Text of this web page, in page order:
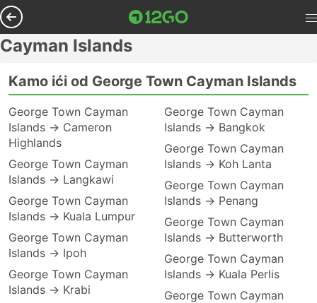
Cayman Islands
Kamo ići od George Town Cayman Islands
George Town Cayman
Islands → Cameron
Highlands
George Town Cayman
Islands → Langkawi
George Town Cayman
Islands → Kuala Lumpur
George Town Cayman
Islands → Ipoh
George Town Cayman
Islands → Krabi
George Town Cayman
Islands → Bangkok
George Town Cayman
Islands → Koh Lanta
George Town Cayman
Islands → Penang
George Town Cayman
Islands → Butterworth
George Town Cayman
Islands → Kuala Perlis
George Town Cayman